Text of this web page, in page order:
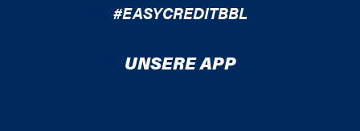
#EASYCREDITBBL
UNSERE APP